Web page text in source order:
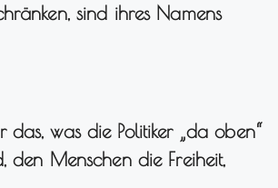
sind ihres Namens
was die Politiker „da oben“
den Menschen die Freiheit,